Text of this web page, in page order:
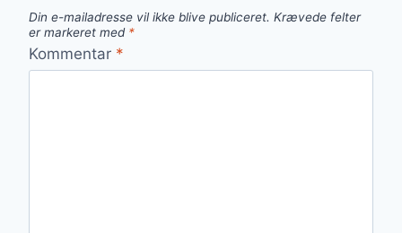
Din e-mailadresse vil ikke blive publiceret. Krævede felter
er markeret med *
Kommentar *